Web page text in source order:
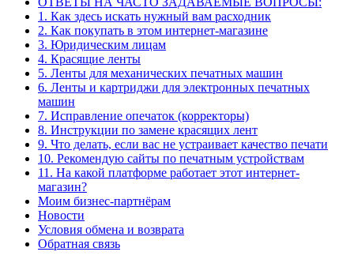
1. Как здесь искать нужный вам расходник
2. Как покупать в этом интернет-магазине
3. Юридическим лицам
4. Красящие ленты
5. Ленты для механических печатных машин
6. Ленты и картриджи для электронных печатных
машин
7. Исправление опечаток (корректоры)
8. Инструкции по замене красящих лент
9. Что делать, если вас не устраивает качество печати
10. Рекомендую сайты по печатным устройствам
11. На какой платформе работает этот интернет-
магазин?
Моим бизнес-партнёрам
Новости
Условия обмена и возврата
Обратная связь